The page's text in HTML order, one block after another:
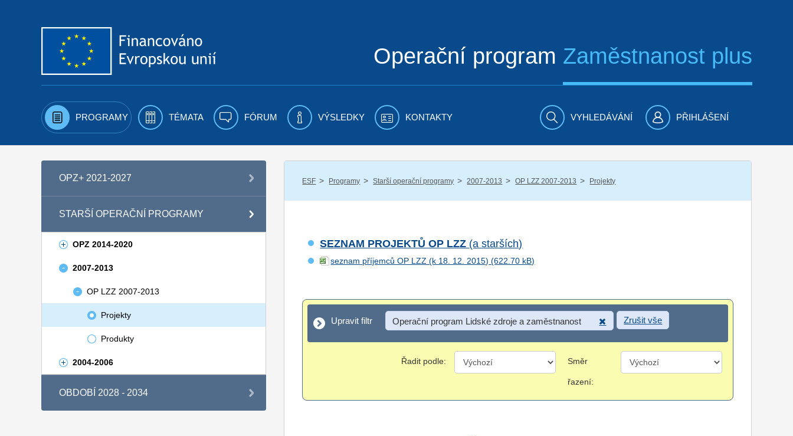
Operační program Zaměstnanost plus
PROGRAMY TÉMATA FÓRUM VÝSLEDKY KONTAKTY VYHLEDÁVÁNÍ PŘIHLÁŠENÍ
OPZ+ 2021-2027
STARŠÍ OPERAČNÍ PROGRAMY
OPZ 2014-2020
2007-2013
OP LZZ 2007-2013
Projekty
Produkty
2004-2006
OBDOBÍ 2028 - 2034
ESF / Programy / Starší operační programy / 2007-2013 / OP LZZ 2007-2013 / Projekty
SEZNAM PROJEKTŮ OP LZZ (a starších)
seznam příjemců OP LZZ (k 18. 12. 2015)
Upravit filtr
Upravit filtr Operační program Lidské zdroje a zaměstnanost Zrušit vše
Řadit podle: Směr
řazení: